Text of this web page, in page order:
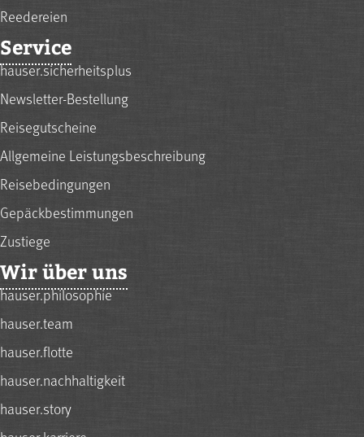
Reedereien
Service
hauser.sicherheitsplus
Newsletter-Bestellung
Reisegutscheine
Allgemeine Leistungsbeschreibung
Reisebedingungen
Gepäckbestimmungen
Zustiege
Wir über uns
hauser.philosophie
hauser.team
hauser.flotte
hauser.nachhaltigkeit
hauser.story